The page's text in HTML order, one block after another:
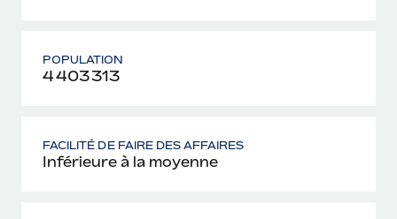
POPULATION
4 403 313
FACILITÉ DE FAIRE DES AFFAIRES
Inférieure à la moyenne